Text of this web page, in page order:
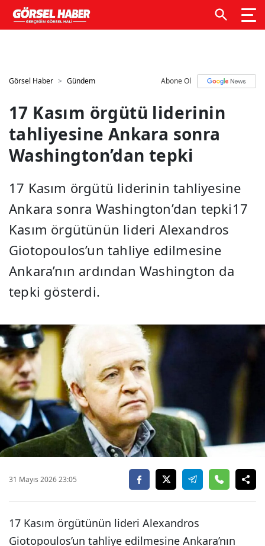
GTM kodunuzu buraya ekleyin
GTM kodunuzu buraya
ekleyin
Görsel Haber Gündem Abone Ol
17 Kasım örgütü liderinin
tahliyesine Ankara sonra
Washington’dan tepki
17 Kasım örgütü liderinin tahliyesine
Ankara sonra Washington’dan tepki17
Kasım örgütünün lideri Alexandros
Giotopoulos’un tahliye edilmesine
Ankara’nın ardından Washington da
tepki gösterdi.
31 Mayıs 2026 23:05
17 Kasım örgütünün lideri Alexandros
Giotopoulos’un tahliye edilmesine Ankara’nın